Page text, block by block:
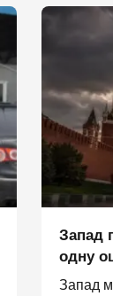
Запад
одну
Запад